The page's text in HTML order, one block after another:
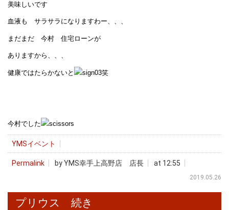
美味しいです
血液も サラサラになりますわー、、、
まだまだ 今村 住宅ローンが
ありますから、、、
健康ではたらかないと 笑
今村でした
YMSイベント
Permalink by YMS幸手上高野店 店長 at 12:55
2019.05.26
プリウス 続き